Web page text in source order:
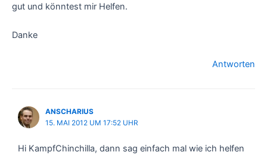
gut und könntest mir Helfen.
Danke
Antworten
ANSCHARIUS
15. MAI 2012 UM 17:52 UHR
Hi KampfChinchilla, dann sag einfach mal wie ich helfen